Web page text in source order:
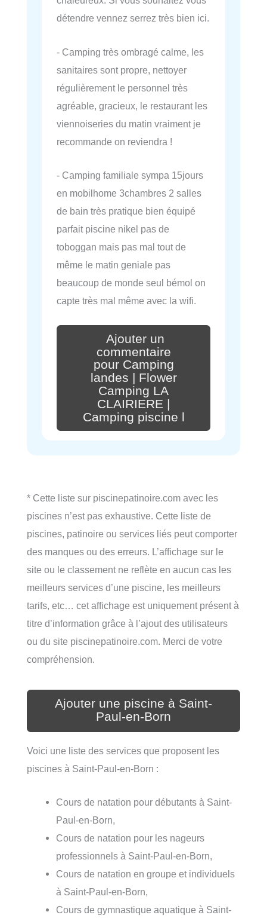
détendre vennez serrez très bien ici.
- Camping très ombragé calme, les
sanitaires sont propre, nettoyer
régulièrement le personnel très
agréable, gracieux, le restaurant les
viennoiseries du matin vraiment je
recommande on reviendra !
- Camping familiale sympa 15jours
en mobilhome 3chambres 2 salles
de bain très pratique bien équipé
parfait piscine nikel pas de
toboggan mais pas mal tout de
même le matin geniale pas
beaucoup de monde seul bémol on
capte très mal même avec la wifi.
Ajouter un
commentaire
pour Camping
landes | Flower
Camping LA
CLAIRIERE |
Camping piscine l
* Cette liste sur piscinepatinoire.com avec les
piscines n’est pas exhaustive. Cette liste de
piscines, patinoire ou services liés peut comporter
des manques ou des erreurs. L’affichage sur le
site ou le classement ne reflète en aucun cas les
meilleurs services d’une piscine, les meilleurs
tarifs, etc… cet affichage est uniquement présent à
titre d’information grâce à l’ajout des utilisateurs
ou du site piscinepatinoire.com. Merci de votre
compréhension.
Ajouter une piscine à Saint-
Paul-en-Born
Voici une liste des services que proposent les
piscines à Saint-Paul-en-Born :
Cours de natation pour débutants à Saint-
Paul-en-Born,
Cours de natation pour les nageurs
professionnels à Saint-Paul-en-Born,
Cours de natation en groupe et individuels
à Saint-Paul-en-Born,
Cours de gymnastique aquatique à Saint-